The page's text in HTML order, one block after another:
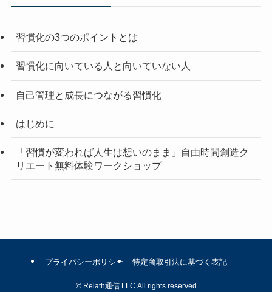
習慣化の3つのポイントとは
習慣化に向いている人と向いていない人
自己管理と成長につながる習慣化
はじめに
「習慣が変われば人生は想いのまま」自由時間創造ク
リエート無料体験ワークショップ
プライバシーポリシー 特定商取引法に基づく表記
©Relath通信.LLC.All rights reserved